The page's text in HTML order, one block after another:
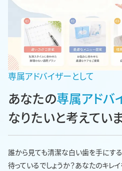
専属アドバイザーとして
あなたの専属アドバ
なりたいと考えていま
誰から見ても清潔な白い歯を手にする
待っているでしょうか？あなたのキレ